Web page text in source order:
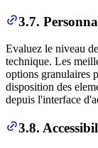
3.7.
Evaluez le niveau
technique. Les
options granulaires
disposition des
depuis l'interface
3.8.